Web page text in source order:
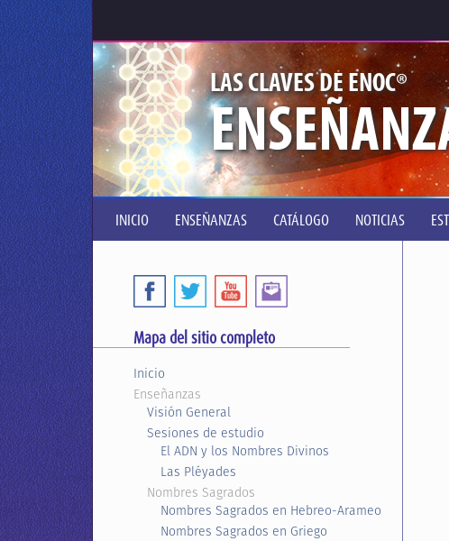
LAS CLAVES DE ENOC®
INICIO ENSEÑANZAS CATÁLOGO NOTICIAS
Mapa del sitio completo
Inicio
Enseñanzas
Visión General
Sesiones de estudio
El ADN y los Nombres Divinos
Las Pléyades
Nombres Sagrados
Nombres Sagrados en Hebreo-Arameo
Nombres Sagrados en Griego